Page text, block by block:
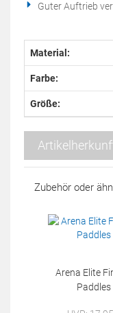
Guter Auftrieb
Material:
Farbe:
Größe:
Zubehör oder
Arena Elite
Paddles